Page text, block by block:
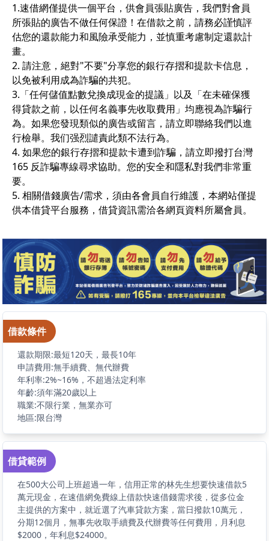
1.速借網僅提供一個平台，供會員張貼廣告，我們對會員
所張貼的廣告不做任何保證！在借款之前，請務必謹慎評
估您的還款能力和風險承受能力，並慎重考慮制定還款計
畫。
2. 請注意，絕對"不要"分享您的銀行存摺和提款卡信息，
以免被利用成為詐騙的共犯。
3.「任何儲值點數兌換成現金的提議」以及「在未確保獲
得貸款之前，以任何名義事先收取費用」均應視為詐騙行
為。如果您發現類似的廣告或留言，請立即聯絡我們以進
行檢舉。我们强烈譴責此類不法行為。
4. 如果您的銀行存摺和提款卡遭到詐騙，請立即撥打台灣
165 反詐騙專線尋求協助。您的安全和隱私對我們非常重
要。
5. 相關借錢廣告/需求，須由各會員自行維護，本網站僅提
供本借貸平台服務，借貸資訊需洽各網頁資料所屬會員。
借款條件
還款期限:最短120天，最長10年
申請費用:無手續費、無代辦費
年利率:2%~16%，不超過法定利率
年齡:須年滿20歲以上
職業:不限行業，無業亦可
地區:限台灣
借貸範例
在500大公司上班超過一年，信用正常的林先生想要快速借款5
萬元現金，在速借網免費線上借款快速借錢需求後，從多位金
主提供的方案中，就近選了汽車貸款方案，當日撥款10萬元，
分期12個月，無事先收取手續費及代辦費等任何費用，月利息
$2000，年利息$24000。